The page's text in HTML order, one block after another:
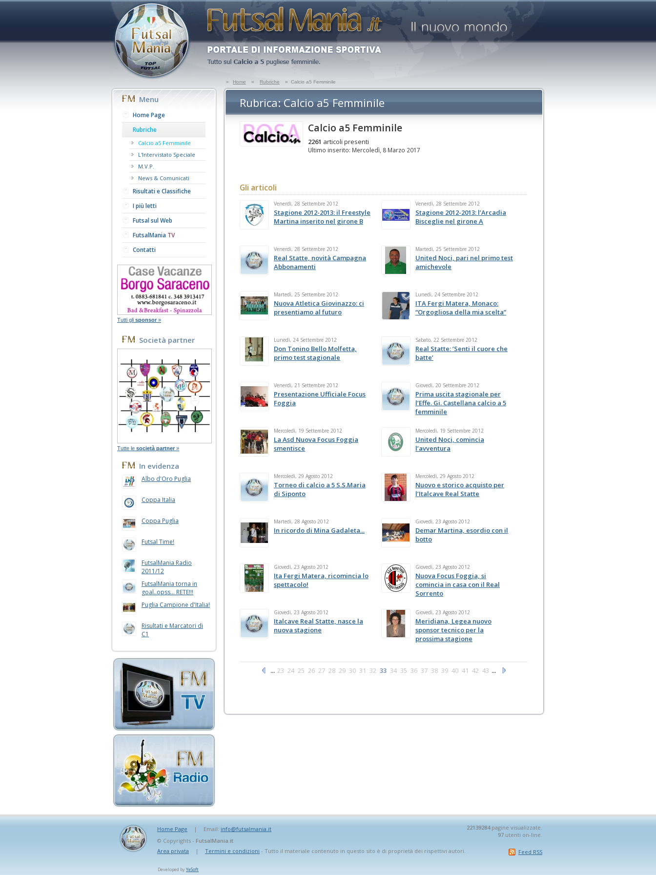
» Home » Rubriche » Calcio a5 Femminile
Menu
Home Page
Rubriche
Calcio a5 Femminile
L'Intervistato Speciale
M.V.P.
News & Comunicati
Risultati e Classifiche
I più letti
Futsal sul Web
FutsalMania TV
Contatti
Tutti gli sponsor »
Società partner
Tutte le società partner »
In evidenza
Albo d'Oro Puglia
Coppa Italia
Coppa Puglia
Futsal Time!
FutsalMania Radio
2011/12
FutsalMania torna in
goal..opss... RETE!!!
Puglia Campione d'Italia!
Risultati e Marcatori di
C1
Rubrica: Calcio a5 Femminile
Calcio a5 Femminile
2261 articoli presenti
Ultimo inserito: Mercoledì, 8 Marzo 2017
Gli articoli
Venerdì, 28 Settembre 2012
Stagione 2012-2013: il Freestyle
Martina inserito nel girone B
Venerdì, 28 Settembre 2012
Stagione 2012-2013: l’Arcadia
Bisceglie nel girone A
Venerdì, 28 Settembre 2012
Real Statte, novità Campagna
Abbonamenti
Martedì, 25 Settembre 2012
United Noci, pari nel primo test
amichevole
Martedì, 25 Settembre 2012
Nuova Atletica Giovinazzo: ci
presentiamo al futuro
Lunedì, 24 Settembre 2012
ITA Fergi Matera, Monaco:
“Orgogliosa della mia scelta”
Lunedì, 24 Settembre 2012
Don Tonino Bello Molfetta,
primo test stagionale
Sabato, 22 Settembre 2012
Real Statte: ‘Senti il cuore che
batte’
Venerdì, 21 Settembre 2012
Presentazione Ufficiale Focus
Foggia
Giovedì, 20 Settembre 2012
Prima uscita stagionale per
l’Effe. Gi. Castellana calcio a 5
femminile
Mercoledì, 19 Settembre 2012
La Asd Nuova Focus Foggia
smentisce
Mercoledì, 19 Settembre 2012
United Noci, comincia
l’avventura
Mercoledì, 29 Agosto 2012
Torneo di calcio a 5 S.S.Maria
di Siponto
Mercoledì, 29 Agosto 2012
Nuovo e storico acquisto per
l’Italcave Real Statte
Martedì, 28 Agosto 2012
In ricordo di Mina Gadaleta...
Giovedì, 23 Agosto 2012
Demar Martina, esordio con il
botto
Giovedì, 23 Agosto 2012
Ita Fergi Matera, ricomincia lo
spettacolo!
Giovedì, 23 Agosto 2012
Nuova Focus Foggia, si
comincia in casa con il Real
Sorrento
Giovedì, 23 Agosto 2012
Italcave Real Statte, nasce la
nuova stagione
Giovedì, 23 Agosto 2012
Meridiana, Legea nuovo
sponsor tecnico per la
prossima stagione
... 23 24 25 26 27 28 29 30 31 32 33 34 35 36 37 38 39 40 41 42 43 ...
22139284pagine visualizzate.
97 utenti on-line.
Feed RSS
Home Page | Email: info@futsalmania.it
© Copyrights - FutsalMania.it
Area privata
| Termini e condizioni - Tutto il materiale contenuto in questo sito è di proprietà dei rispettivi autori.
Developed byYeSoft